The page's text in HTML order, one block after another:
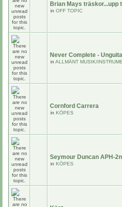
Brian Mays träskor...upp
in OFF TOPIC
Never Complete -
in ALLMÄNT MUSIK/
Cornford Carrera
in KÖPES
Seymour Duncan APH-
in KÖPES